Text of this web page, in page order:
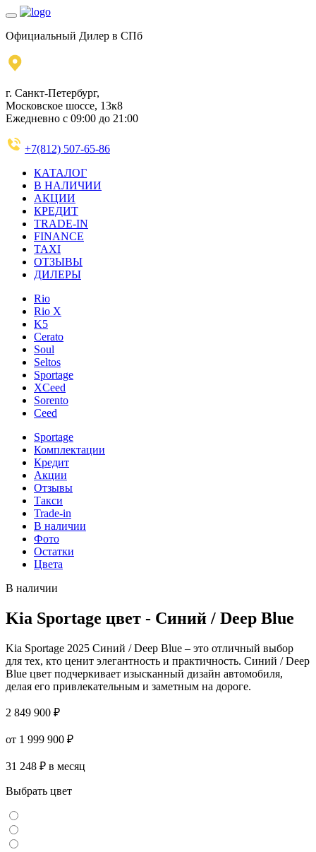
Официальный Дилер в СПб
г. Санкт-Петербург,
Московское шоссе, 13к8
Ежедневно с 09:00 до 21:00
+7(812) 507-65-86
КАТАЛОГ
В НАЛИЧИИ
АКЦИИ
КРЕДИТ
TRADE-IN
FINANCE
TAXI
ОТЗЫВЫ
ДИЛЕРЫ
Rio
Rio X
K5
Cerato
Soul
Seltos
Sportage
XCeed
Sorento
Ceed
Sportage
Комплектации
Кредит
Акции
Отзывы
Такси
Trade-in
В наличии
Фото
Остатки
Цвета
В наличии
Kia Sportage цвет - Синий / Deep Blue
Kia Sportage 2025 Синий / Deep Blue – это отличный выбор
для тех, кто ценит элегантность и практичность. Синий / Deep
Blue цвет подчеркивает изысканный дизайн автомобиля,
делая его привлекательным и заметным на дороге.
2 849 900 ₽
от 1 999 900 ₽
31 248 ₽ в месяц
Выбрать цвет